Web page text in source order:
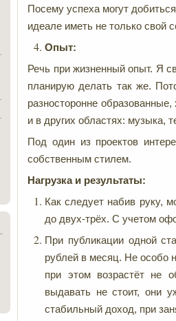
Посему успеха могут
идеале иметь не только свой
Опыт:
Речь при жизненный опыт. Я
планирую делать так же.
разносторонне
и в других областях: музыка,
Под один из проектов
собственным стилем.
Нагрузка и результаты:
Как следует набив руку,
до двух-трёх. С учетом
При публикации одной
рублей в месяц. Не особо
при этом возрастёт не
выдавать не стоит, они
стабильный доход, при